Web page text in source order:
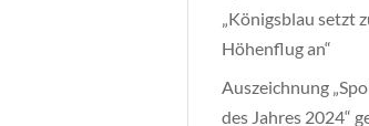
„Königsblau setzt
Höhenflug an“
Auszeichnung
des Jahres 2024“